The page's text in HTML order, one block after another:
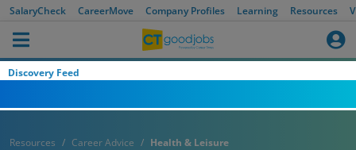
SalaryCheck CareerMove Company Profiles Learning Resources
Discovery Feed
Resources Career Advice Health & Leisure